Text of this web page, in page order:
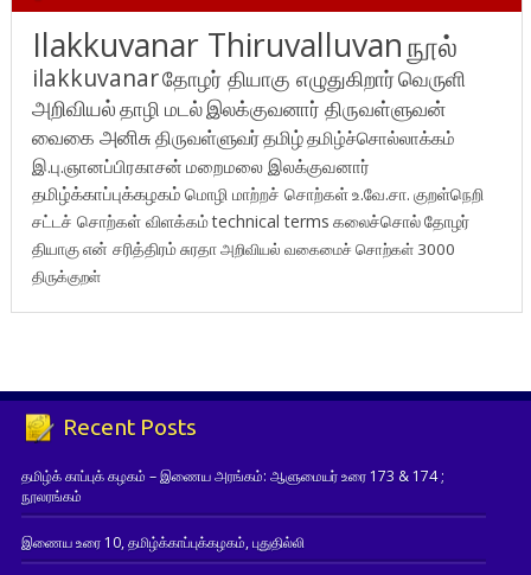
Ilakkuvanar Thiruvalluvanநூல்
ilakkuvanarதோழர் தியாகு எழுதுகிறார்வெருளி
அறிவியல்தாழி மடல்இலக்குவனார் திருவள்ளுவன்
வைகை அனிசுதிருவள்ளுவர்தமிழ்தமிழ்ச்சொல்லாக்கம்
இ.பு.ஞானப்பிரகாசன் மறைமலை இலக்குவனார்
தமிழ்க்காப்புக்கழகம் மொழி மாற்றச் சொற்கள்உ.வே.சா. குறள்நெறி
சட்டச் சொற்கள் விளக்கம்technical terms கலைச்சொல்தோழர்
தியாகுஎன் சரித்திரம்சுரதாஅறிவியல் வகைமைச் சொற்கள் 3000
திருக்குறள்
Recent Posts
தமிழ்க் காப்புக் கழகம் – இணைய அரங்கம்: ஆளுமையர் உரை 173 & 174 ;
நூலரங்கம்
இணைய உரை 10, தமிழ்க்காப்புக்கழகம், புதுதில்லி